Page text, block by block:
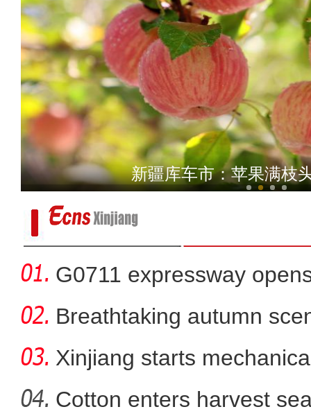
斑斓秋色怡人 油画般风
新疆G0711线乌尉高速公路
G0711 expressway
Breathtaking autumn
in
Xinjiang starts
Cotton enters harvest